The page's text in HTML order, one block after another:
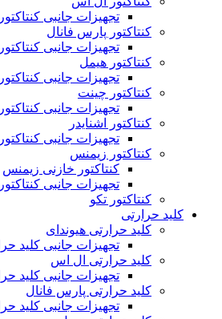
تجهیزات جانبی
کنتاکتور پارس فانال
تجهیزات جانبی
کنتاکتور هیمل
تجهیزات جانبی
کنتاکتور چینت
تجهیزات جانبی
کنتاکتور اشنایدر
تجهیزات جانبی کنتاکتور
کنتاکتور زیمنس
کنتاکتور خازنی زیمنس
تجهیزات جانبی
کنتاکتور تکو
کلید حرارتی
کلید حرارتی هیوندای
تجهیزات جانبی کلید
کلید حرارتی ال اس
تجهیزات جانبی کلید
کلید حرارتی پارس فانال
تجهیزات جانبی کلید